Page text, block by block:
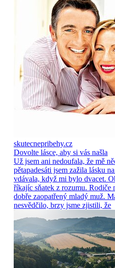
skutecnepribehy.cz
Dovolte lásce, aby si vás našla
Už jsem ani nedoufala, že mě
pětapadesáti jsem zažila lásku
vdávala, když mi bylo dvacet.
říkajíc sňatek z rozumu. Rodiče
dobře zaopatřený mladý muž.
nesvědčilo, brzy jsme zjistili, že